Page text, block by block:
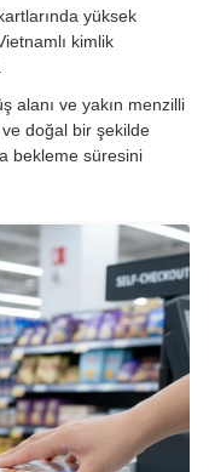
yüksek
kimlik
alanı ve yakın menzilli
ve doğal bir şekilde
bekleme süresini